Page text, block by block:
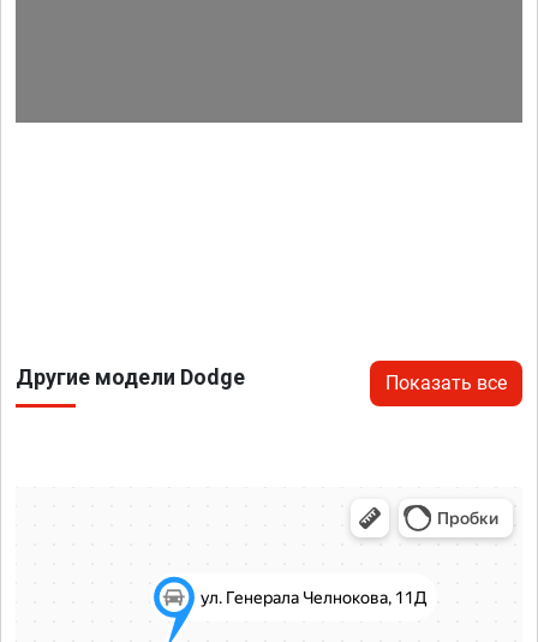
Другие модели Dodge Показать все